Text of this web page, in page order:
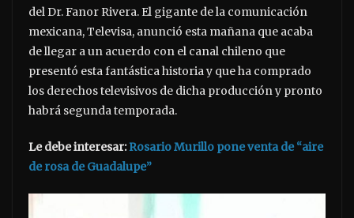
del Dr. Fanor Rivera. El gigante de la comunicación
mexicana, Televisa, anunció esta mañana que acaba
de llegar a un acuerdo con el canal chileno que
presentó esta fantástica historia y que ha comprado
los derechos televisivos de dicha producción y pronto
habrá segunda temporada.
Le debe interesar:Rosario Murillo pone venta de “aire
de rosa de Guadalupe”